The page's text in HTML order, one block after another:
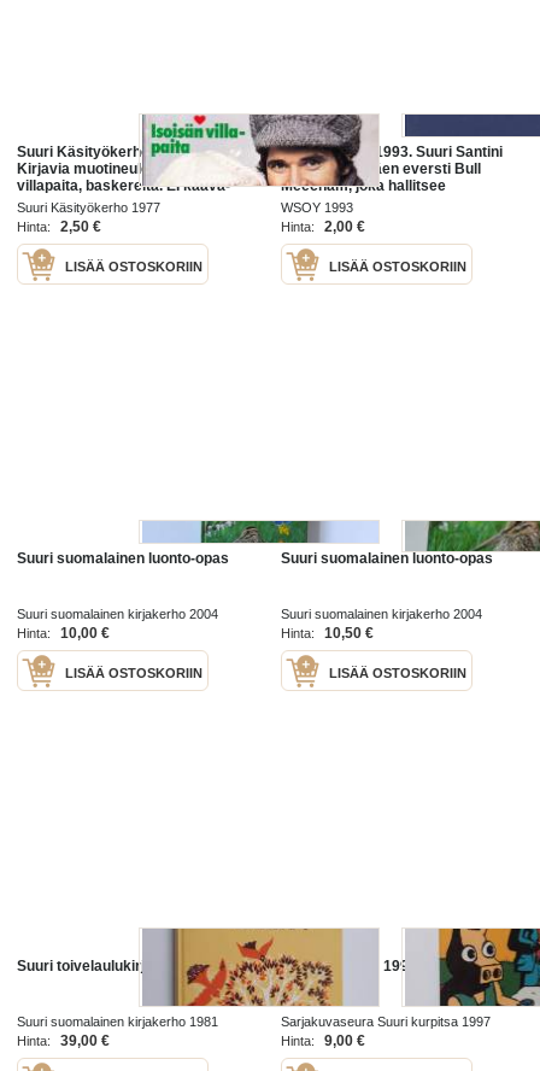
Suuri Käsityökerho 2/1977.
Kirjavia muotineuleita, isoisän
villapaita, baskereita. EI kaava-
arkkia.
Suuri Käsityökerho 1977
Hinta:
2,50 €
LISÄÄ OSTOSKORIIN
Suuri Santini, 1993. Suuri Santini
on merijalkaväen eversti Bull
Meecham, joka hallitsee
perhettään kuin koulutettua
sotilasyksikköä. Vaimo Lillian ja
neljä
WSOY 1993
Hinta:
2,00 €
LISÄÄ OSTOSKORIIN
Suuri suomalainen luonto-opas
Suuri suomalainen kirjakerho 2004
Hinta:
10,00 €
LISÄÄ OSTOSKORIIN
Suuri suomalainen luonto-opas
Suuri suomalainen kirjakerho 2004
Hinta:
10,50 €
LISÄÄ OSTOSKORIIN
Suuri toivelaulukirja 4
Suuri suomalainen kirjakerho 1981
Hinta:
39,00 €
Suuri Kurpitsa 1998
Sarjakuvaseura Suuri kurpitsa 1997
Hinta:
9,00 €